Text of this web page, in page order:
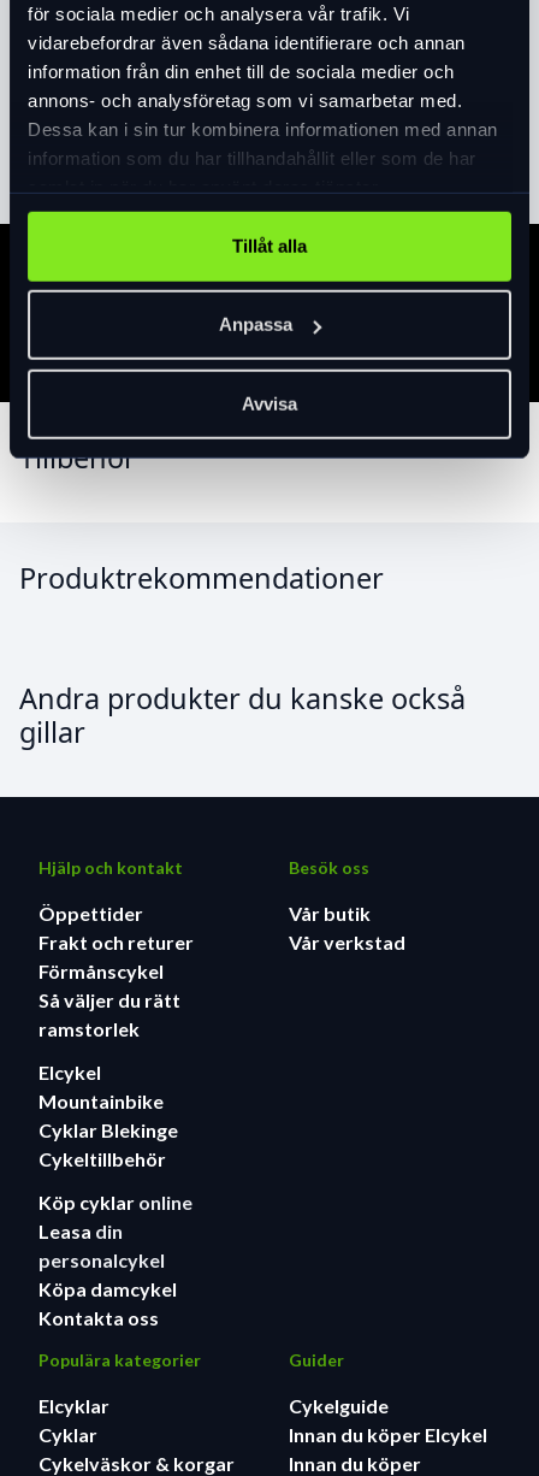
för sociala medier och analysera vår trafik. Vi
vidarebefordrar även sådana identifierare och annan
information från din enhet till de sociala medier och
annons- och analysföretag som vi samarbetar med.
Dessa kan i sin tur kombinera informationen med annan
information som du har tillhandahållit eller som de har
Tillåt alla
Anpassa
Avvisa
Du får en handske som andas bra och som sitter säkert på
handen med Velcro® kardborreband.
Syntetisk mocka i handflatan gjort av tunt
microfiber för att kombinera hållbarhet med
grepp och komfort.
kompromissa med greppet.
Ventilerande nät och mjuk Lycra® är en kombo
som är tålig och ligger bekvämt på handen.
Torka bort svett enkelt med den mjuka och
Justera, ta av och på enkelt med konturerat
Velcro® kardborreband vid handleden.
Reflexdetaljer för att öka synligheten för
motorister när det blir mörkt.
Läs mer expand_more
Specifikation
Tillbehör
Produktrekommendationer
Andra produkter du kanske också
gillar
Hjälp och kontakt
Öppettider
Frakt och returer
Förmånscykel
Så väljer du rätt
ramstorlek
Elcykel
Mountainbike
Cyklar Blekinge
Cykeltillbehör
Köp cyklar online
Leasa din
personalcykel
Köpa damcykel
Kontakta oss
Besök oss
Vår butik
Vår verkstad
Populära kategorier
Elcyklar
Cyklar
Cykelväskor & korgar
Guider
Cykelguide
Innan du köper Elcykel
Innan du köper